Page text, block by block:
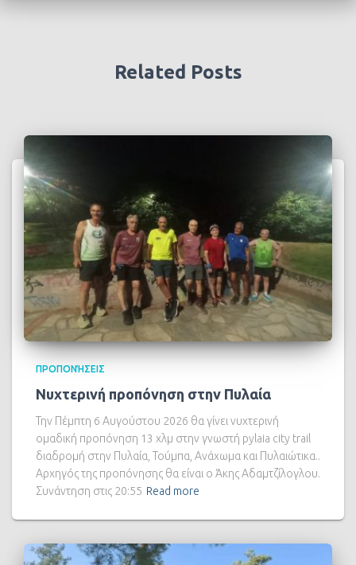
Related Posts
ΠΡΟΠΟΝΉΣΕΙΣ
Νυχτερινή προπόνηση στην Πυλαία
Την Πέμπτη 6 Αυγούστου 2026 θα γίνει νυχτερινή
ομαδική προπόνηση 13 χλμ στην γνωστή pylaia city trail
διαδρομή στην Πυλαία, Τούμπα, Ανάχωμα και Πυλαιώτικα..
Αρχηγός της προπόνησης θα είναι ο Άκης Αδαμτζίλογλου.
Συνάντηση στις 20:55 Read more